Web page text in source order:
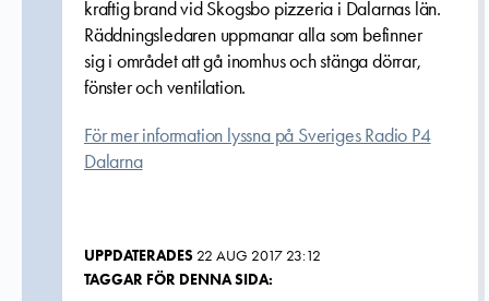
kraftig brand vid Skogsbo pizzeria i Dalarnas län.
Räddningsledaren uppmanar alla som befinner
sig i området att gå inomhus och stänga dörrar,
fönster och ventilation.
För mer information lyssna på Sveriges Radio P4
Dalarna
UPPDATERADES 22 AUG 2017 23:12
TAGGAR FÖR DENNA SIDA: